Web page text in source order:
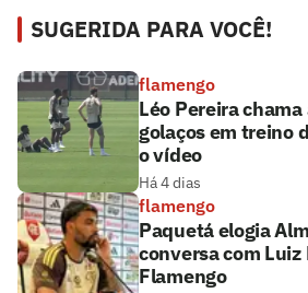
SUGERIDA PARA VOCÊ!
flamengo
Léo Pereira
golaços em treino
o vídeo
Há 4 dias
flamengo
Paquetá elogia
conversa com
Flamengo